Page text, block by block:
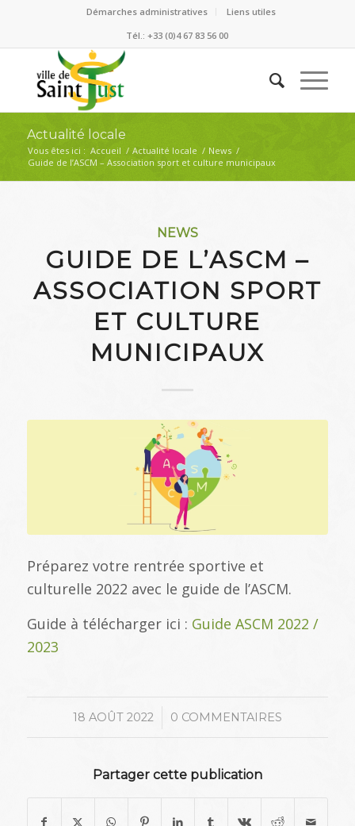
Démarches administratives
Liens utiles
Tél.: +33 (0)4 67 83 56 00
Actualité locale
Vous êtes ici : Accueil / Actualité locale / News /
Guide de l’ASCM – Association sport et culture municipaux
NEWS
GUIDE DE L’ASCM –
ASSOCIATION SPORT
ET CULTURE
MUNICIPAUX
Préparez votre rentrée sportive et
culturelle 2022 avec le guide de l’ASCM.
Guide à télécharger ici : Guide ASCM 2022 /
2023
18 AOÛT 2022
/ 0 COMMENTAIRES
Partager cette publication